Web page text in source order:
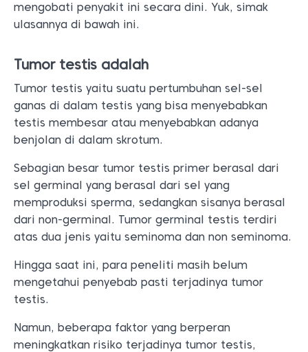
mengobati penyakit ini secara dini. Yuk, simak
ulasannya di bawah ini.
Tumor testis adalah
Tumor testis yaitu suatu pertumbuhan sel-sel
ganas di dalam testis yang bisa menyebabkan
testis membesar atau menyebabkan adanya
benjolan di dalam skrotum.
Sebagian besar tumor testis primer berasal dari
sel germinal yang berasal dari sel yang
memproduksi sperma, sedangkan sisanya berasal
dari non-germinal. Tumor germinal testis terdiri
atas dua jenis yaitu seminoma dan non seminoma.
Hingga saat ini, para peneliti masih belum
mengetahui penyebab pasti terjadinya tumor
testis.
Namun, beberapa faktor yang berperan
meningkatkan risiko terjadinya tumor testis,